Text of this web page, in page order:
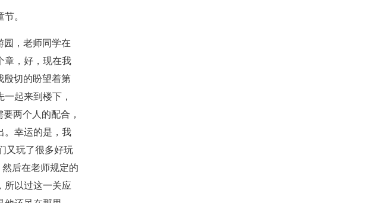
。
园，老师同学在
章，好，现在我
殷切的盼望着第
起来到楼下，
两个人的配合，
。幸运的是，我
又玩了很多好玩
后在老师规定的
所以过这一关应